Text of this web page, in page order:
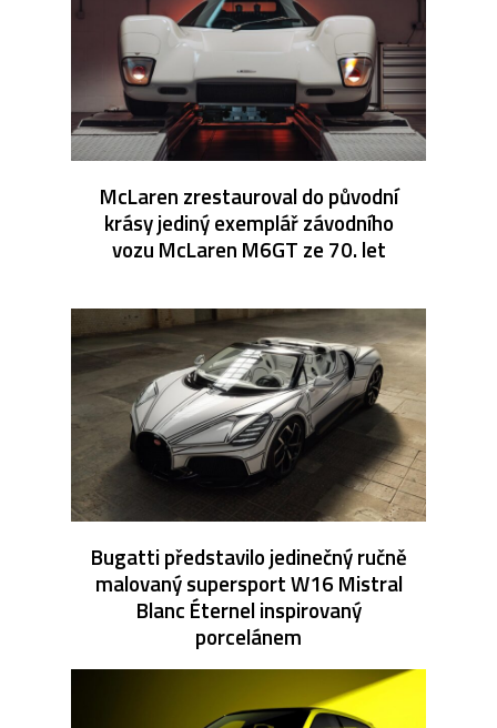
McLaren zrestauroval do původní
krásy jediný exemplář závodního
vozu McLaren M6GT ze 70. let
Bugatti představilo jedinečný ručně
malovaný supersport W16 Mistral
Blanc Éternel inspirovaný
porcelánem